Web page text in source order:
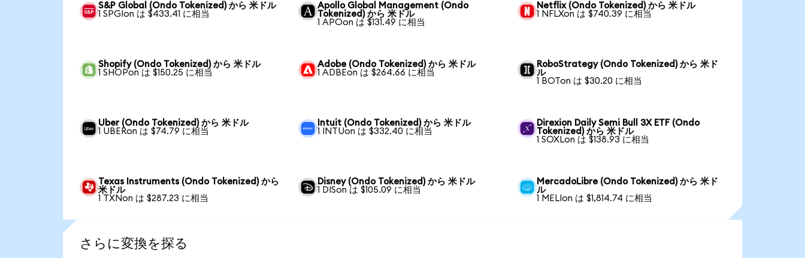
S&P Global (Ondo Tokenized) から 米ドル
1 SPGIon は $433.41 に相当
Apollo Global Management (Ondo
Tokenized) から 米ドル
1 APOon は $131.49 に相当
Netflix (Ondo Tokenized) から 米ドル
1 NFLXon は $740.39 に相当
Shopify (Ondo Tokenized) から 米ドル
1 SHOPon は $150.25 に相当
Adobe (Ondo Tokenized) から 米ドル
1 ADBEon は $264.66 に相当
RoboStrategy (Ondo Tokenized) から 米ド
ル
1 BOTon は $30.20 に相当
Uber (Ondo Tokenized) から 米ドル
1 UBERon は $74.79 に相当
Intuit (Ondo Tokenized) から 米ドル
1 INTUon は $332.40 に相当
Direxion Daily Semi Bull 3X ETF (Ondo
Tokenized) から 米ドル
1 SOXLon は $138.93 に相当
Texas Instruments (Ondo Tokenized) から
米ドル
1 TXNon は $287.23 に相当
Disney (Ondo Tokenized) から 米ドル
1 DISon は $105.09 に相当
MercadoLibre (Ondo Tokenized) から 米ド
ル
1 MELIon は $1,814.74 に相当
さらに変換を探る